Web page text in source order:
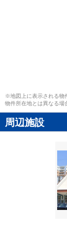
※地図上に表示される物
物件所在地とは異なる場
周辺施設